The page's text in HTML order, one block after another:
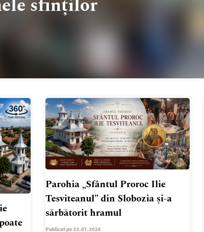
sfinților
Parohia „Sfântul Proroc Ilie
Tesviteanul” din Slobozia și-a
sărbătorit hramul
Publicat pe 23.07.2026